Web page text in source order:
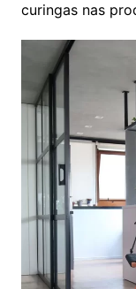
curingas nas